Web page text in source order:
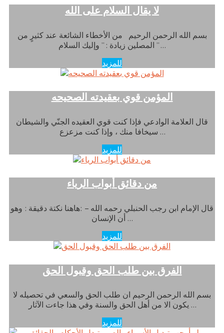
لا يقال السلام على الله
بسم الله الرحمن الرحيم من الأخطاء الشائعة عند كثيرٍ من
المصلين زيادة : ” وإليك السلام ” …
للمزيد
المؤمن قوي بعقيدته الصحيحه
قال العلامة الوادعي فإذا كنت قوي العقيده الجنّي والشيطان
سيخافا منك ، وإذا كنت مزعزع …
للمزيد
من دقائق أبواب الرياء
قال الإمام ابن رجب الحنبلي رحمه الله – :هاهنا نكتة دقيقة : وهو
أن الإنسان …
للمزيد
الفرق بين طلب الحق وقبول الحق
بسم الله الرحمن الرحيم ان طلب الحق والسعي في تحصيله لا
يكون الا من أهل الحق والسنة وفي هذا جاءت الآثار …
للمزيد